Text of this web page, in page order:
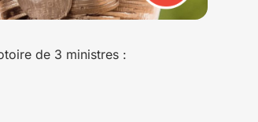
de 3 ministres :